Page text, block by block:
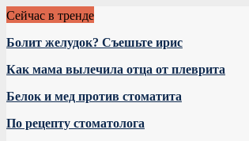
Сейчас в тренде
Болит желудок? Съешьте ирис
Как мама вылечила отца от плеврита
Белок и мед против стоматита
По рецепту стоматолога